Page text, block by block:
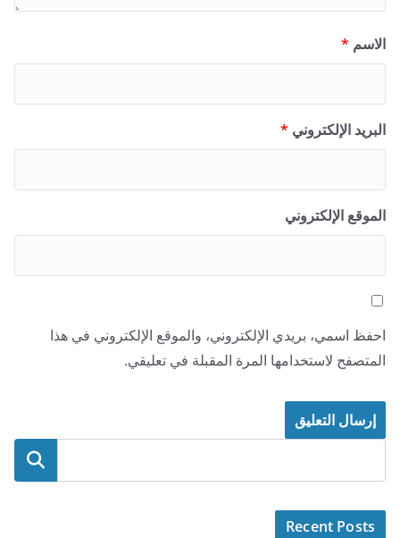
الاسم *
البريد الإلكتروني *
الموقع الإلكتروني
احفظ اسمي، بريدي الإلكتروني، والموقع الإلكتروني في هذا
المتصفح لاستخدامها المرة المقبلة في تعليقي.
البحث
Recent Posts